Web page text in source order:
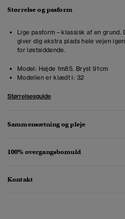
Størrelse og pasform
Lige pasform – klassisk af en grund.
giver dig ekstra plads hele vejen
for løstsiddende.
Model: Højde 1m85. Bryst 91cm
Modellen er klædt i: 32
Størrelsesguide
Sammensætning og pleje
100% overgangsbomuld
Kontakt